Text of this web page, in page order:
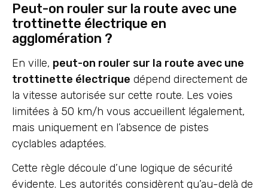
Peut-on rouler sur la route avec une
trottinette électrique en
agglomération ?
En ville, peut-on rouler sur la route avec une
trottinette électrique dépend directement de
la vitesse autorisée sur cette route. Les voies
limitées à 50 km/h vous accueillent légalement,
mais uniquement en l’absence de pistes
cyclables adaptées.
Cette règle découle d’une logique de sécurité
évidente. Les autorités considèrent qu’au-delà de